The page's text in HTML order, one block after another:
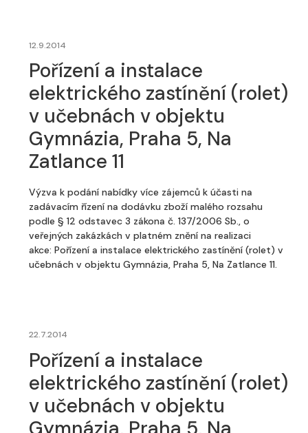
12.9.2014
Pořízení a instalace
elektrického zastínění (rolet)
v učebnách v objektu
Gymnázia, Praha 5, Na
Zatlance 11
Výzva k podání nabídky více zájemců k účasti na
zadávacím řízení na dodávku zboží malého rozsahu
podle § 12 odstavec 3 zákona č. 137/2006 Sb., o
veřejných zakázkách v platném znění na realizaci
akce: Pořízení a instalace elektrického zastínění (rolet) v
učebnách v objektu Gymnázia, Praha 5, Na Zatlance 11.
22.7.2014
Pořízení a instalace
elektrického zastínění (rolet)
v učebnách v objektu